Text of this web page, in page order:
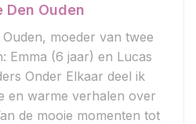
Den Ouden
moeder van twee
Emma (6 jaar) en Lucas
Onder Elkaar deel ik
en warme verhalen over
de mooie momenten tot